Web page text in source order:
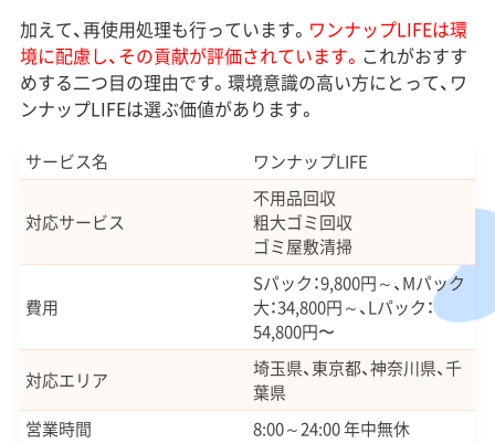
加えて、再使用処理も行っています。 ワンナップLIFEは環
境に配慮し、その貢献が評価されています。 これがおすす
めする二つ目の理由です。環境意識の高い方にとって、ワ
ンナップLIFEは選ぶ価値があります。
サービス名 ワンナップLIFE
対応サービス
不用品回収
粗大ゴミ回収
ゴミ屋敷清掃
費用
Sパック：9,800円～、Mパック
大：34,800円～、Lパック：
54,800円〜
対応エリア
埼玉県、東京都、神奈川県、千
葉県
営業時間
8:00～24:00 年中無休